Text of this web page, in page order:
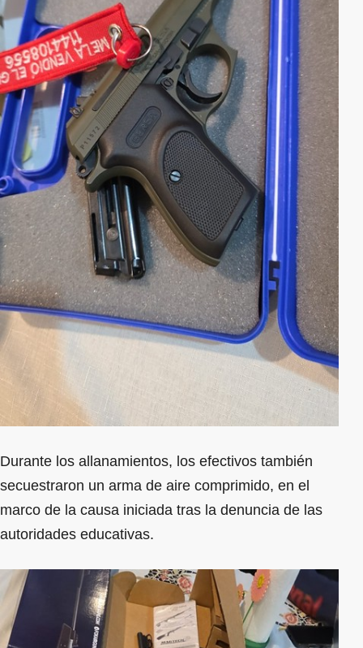
Durante los allanamientos, los efectivos también
secuestraron un arma de aire comprimido, en el
marco de la causa iniciada tras la denuncia de las
autoridades educativas.